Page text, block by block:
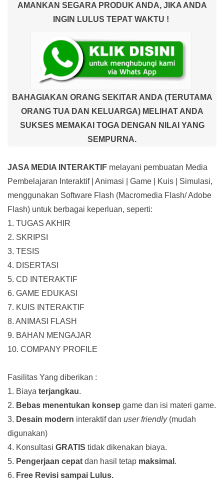
AMANKAN SEGARA PRODUK ANDA, JIKA ANDA
INGIN LULUS TEPAT WAKTU !
BAHAGIAKAN ORANG SEKITAR ANDA (TERUTAMA
ORANG TUA DAN KELUARGA) MELIHAT ANDA
SUKSES MEMAKAI TOGA DENGAN NILAI YANG
SEMPURNA.
JASA MEDIA INTERAKTIF melayani pembuatan Media
Pembelajaran Interaktif| Animasi | Game | Kuis | Simulasi,
menggunakan Software Flash (Macromedia Flash/ Adobe
Flash) untuk berbagai keperluan, seperti:
1. TUGAS AKHIR
2. SKRIPSI
3. TESIS
4. DISERTASI
5. CD INTERAKTIF
6. GAME EDUKASI
7. KUIS INTERAKTIF
8. ANIMASI FLASH
9. BAHAN MENGAJAR
10. COMPANY PROFILE
Fasilitas Yang diberikan :
1. Biaya terjangkau.
2. Bebas menentukan konsep game dan isi materi game.
3. Desain modern interaktif dan user friendly(mudah
digunakan)
4. Konsultasi GRATIS tidak dikenakan biaya.
5. Pengerjaan cepat dan hasil tetap maksimal .
6. Free Revisi sampai Lulus.